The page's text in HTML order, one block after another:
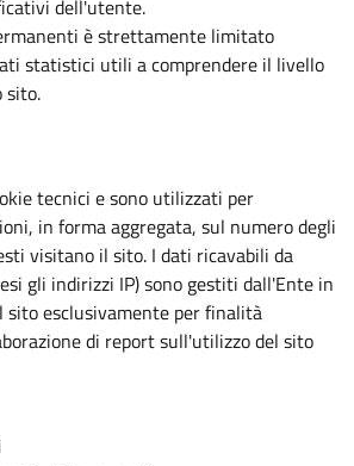
dell'utente.
è strettamente limitato
statistici utili a comprendere il livello
sito.
tecnici e sono utilizzati per
in forma aggregata, sul numero degli
visitano il sito. I dati ricavabili da
gli indirizzi IP) sono gestiti dall'Ente in
sito esclusivamente per finalità
di report sull'utilizzo del sito